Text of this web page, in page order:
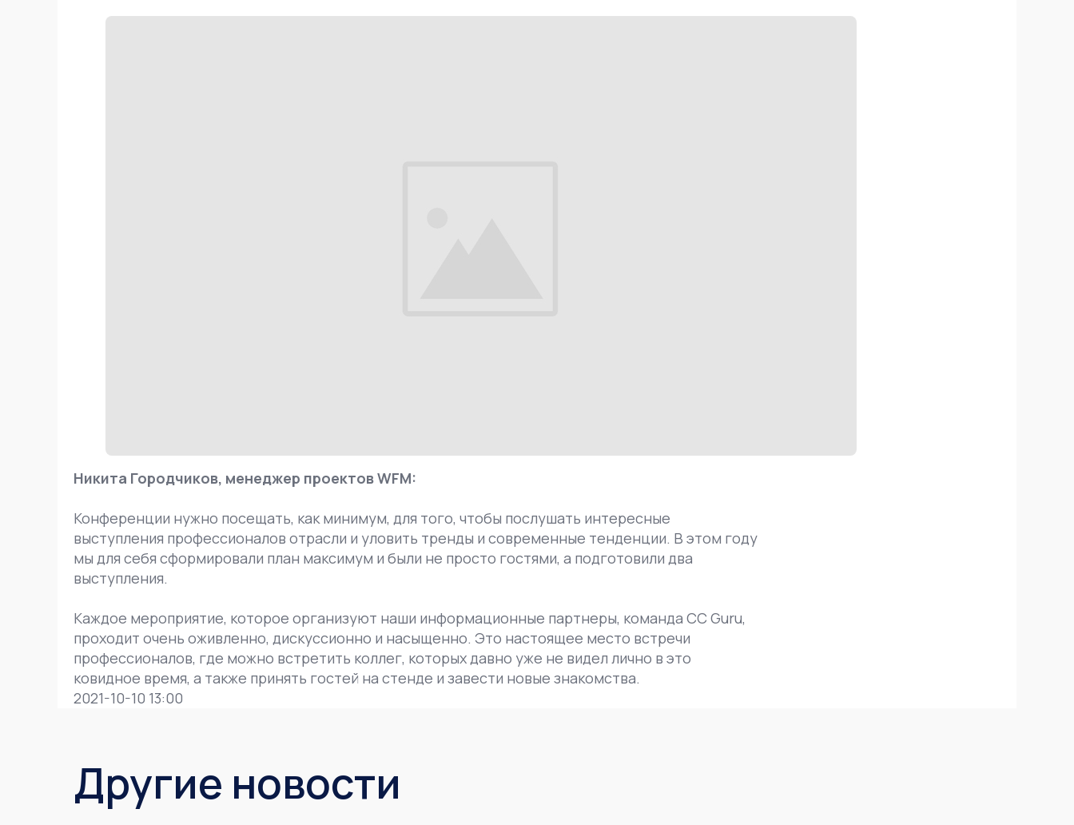
Никита Городчиков, менеджер проектов WFM:
Конференции нужно посещать, как минимум, для того, чтобы послушать интересные
выступления профессионалов отрасли и уловить тренды и современные тенденции. В этом году
мы для себя сформировали план максимум и были не просто гостями, а подготовили два
выступления.
Каждое мероприятие, которое организуют наши информационные партнеры, команда CС Guru,
проходит очень оживленно, дискуссионно и насыщенно. Это настоящее место встречи
профессионалов, где можно встретить коллег, которых давно уже не видел лично в это
ковидное время, а также принять гостей на стенде и завести новые знакомства.
2021-10-10 13:00
Другие новости